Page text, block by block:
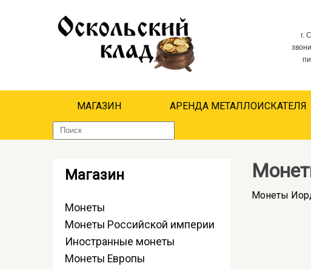
г.
МАГАЗИН АРЕНДА МЕТАЛЛОИСКАТЕЛЯ
Монеты
Магазин
Монеты
Монеты Российской империи
Иностранные монеты
Монеты Европы